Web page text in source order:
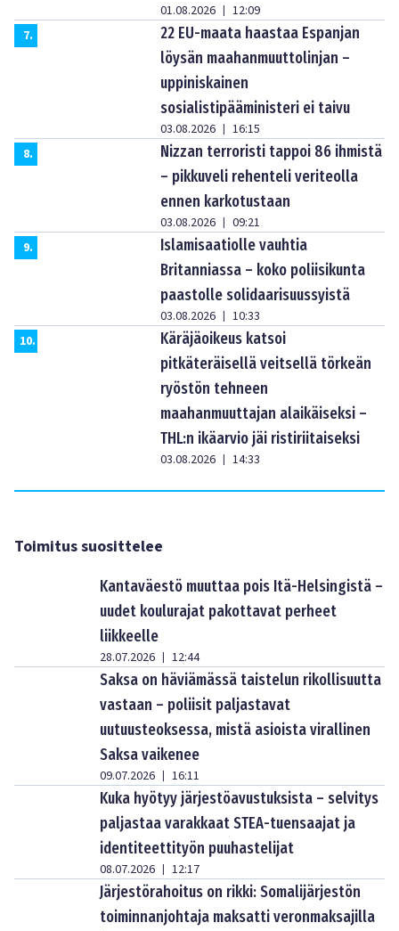
01.08.2026 | 12:09
7.
22 EU-maata haastaa Espanjan
löysän maahanmuuttolinjan –
uppiniskainen
sosialistipääministeri ei taivu
03.08.2026 | 16:15
8.
Nizzan terroristi tappoi 86 ihmistä
– pikkuveli rehenteli veriteolla
ennen karkotustaan
03.08.2026 | 09:21
9.
Islamisaatiolle vauhtia
Britanniassa – koko poliisikunta
paastolle solidaarisuussyistä
03.08.2026 | 10:33
10.
Käräjäoikeus katsoi
pitkäteräisellä veitsellä törkeän
ryöstön tehneen
maahanmuuttajan alaikäiseksi –
THL:n ikäarvio jäi ristiriitaiseksi
03.08.2026 | 14:33
Toimitus suosittelee
Kantaväestö muuttaa pois Itä-Helsingistä –
uudet koulurajat pakottavat perheet
liikkeelle
28.07.2026 | 12:44
Saksa on häviämässä taistelun rikollisuutta
vastaan – poliisit paljastavat
uutuusteoksessa, mistä asioista virallinen
Saksa vaikenee
09.07.2026 | 16:11
Kuka hyötyy järjestöavustuksista – selvitys
paljastaa varakkaat STEA-tuensaajat ja
identiteettityön puuhastelijat
08.07.2026 | 12:17
Järjestörahoitus on rikki: Somalijärjestön
toiminnanjohtaja maksatti veronmaksajilla